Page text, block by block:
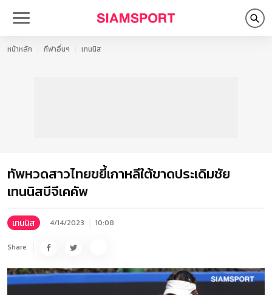
หน้าหลัก กีฬาอื่นๆ เทนนิส
ทัพหวดสาวไทยขยี้เกาหลีใต้ขาดประเดิมชัย
เทนนิสบีจีเคคัพ
เทนนิส 4/14/2023 10:08
Share